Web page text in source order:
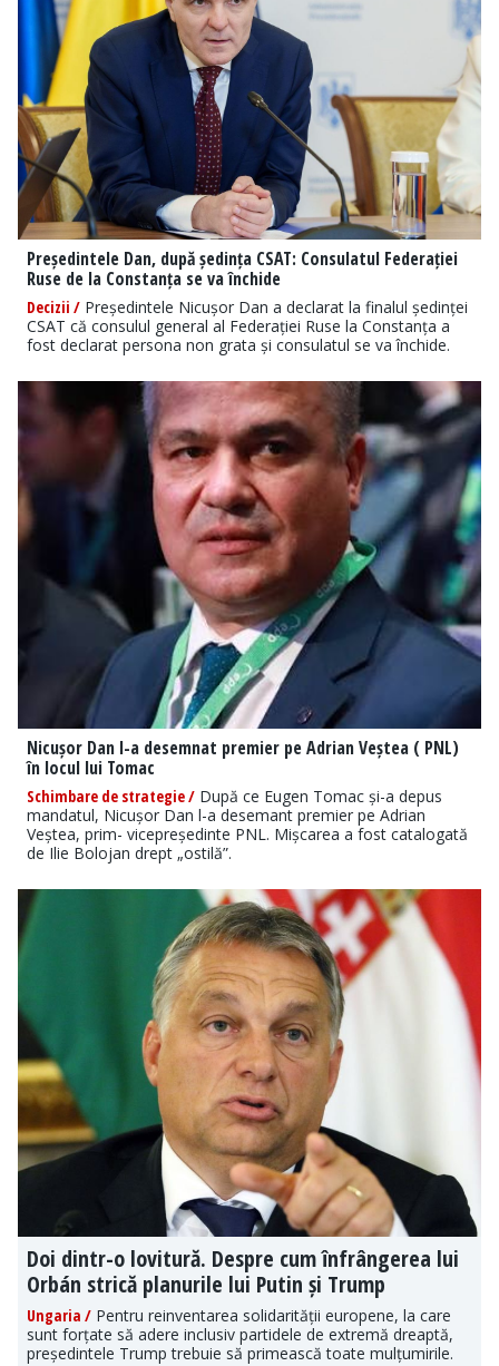
Președintele Dan, după ședința CSAT: Consulatul Federației
Ruse de la Constanța se va închide
Decizii / Președintele Nicușor Dan a declarat la finalul ședinței
CSAT că consulul general al Federației Ruse la Constanța a
fost declarat persona non grata și consulatul se va închide.
Nicușor Dan l-a desemnat premier pe Adrian Veștea ( PNL)
în locul lui Tomac
Schimbare de strategie / După ce Eugen Tomac și-a depus
mandatul, Nicușor Dan l-a desemant premier pe Adrian
Veștea, prim- vicepreședinte PNL. Mișcarea a fost catalogată
de Ilie Bolojan drept „ostilă”.
Doi dintr-o lovitură. Despre cum înfrângerea lui
Orbán strică planurile lui Putin și Trump
Ungaria / Pentru reinventarea solidarității europene, la care
sunt forțate să adere inclusiv partidele de extremă dreaptă,
președintele Trump trebuie să primească toate mulțumirile.